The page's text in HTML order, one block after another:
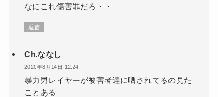
なにこれ傷害罪だろ・・
返信
Ch.ななし
2020年8月14日 12:24
暴力男レイヤーが被害者達に晒されてるの見た
ことある